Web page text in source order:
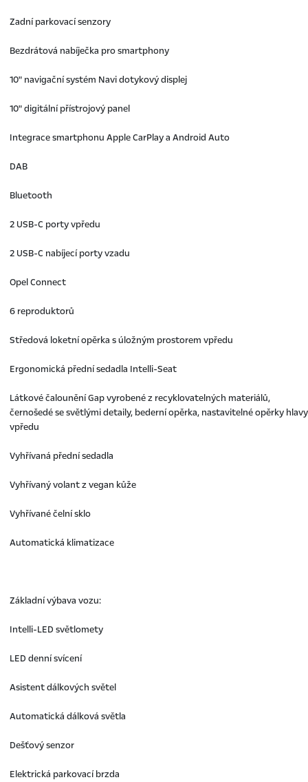
Zadní parkovací senzory
Bezdrátová nabíječka pro smartphony
10" navigační systém Navi dotykový displej
10" digitální přístrojový panel
Integrace smartphonu Apple CarPlay a Android Auto
DAB
Bluetooth
2 USB-C porty vpředu
2 USB-C nabíjecí porty vzadu
Opel Connect
6 reproduktorů
Středová loketní opěrka s úložným prostorem vpředu
Ergonomická přední sedadla Intelli-Seat
Látkové čalounění Gap vyrobené z recyklovatelných materiálů,
černošedé se světlými detaily, bederní opěrka, nastavitelné opěrky hlavy
vpředu
Vyhřívaná přední sedadla
Vyhřívaný volant z vegan kůže
Vyhřívané čelní sklo
Automatická klimatizace
Základní výbava vozu:
Intelli-LED světlomety
LED denní svícení
Asistent dálkových světel
Automatická dálková světla
Dešťový senzor
Elektrická parkovací brzda